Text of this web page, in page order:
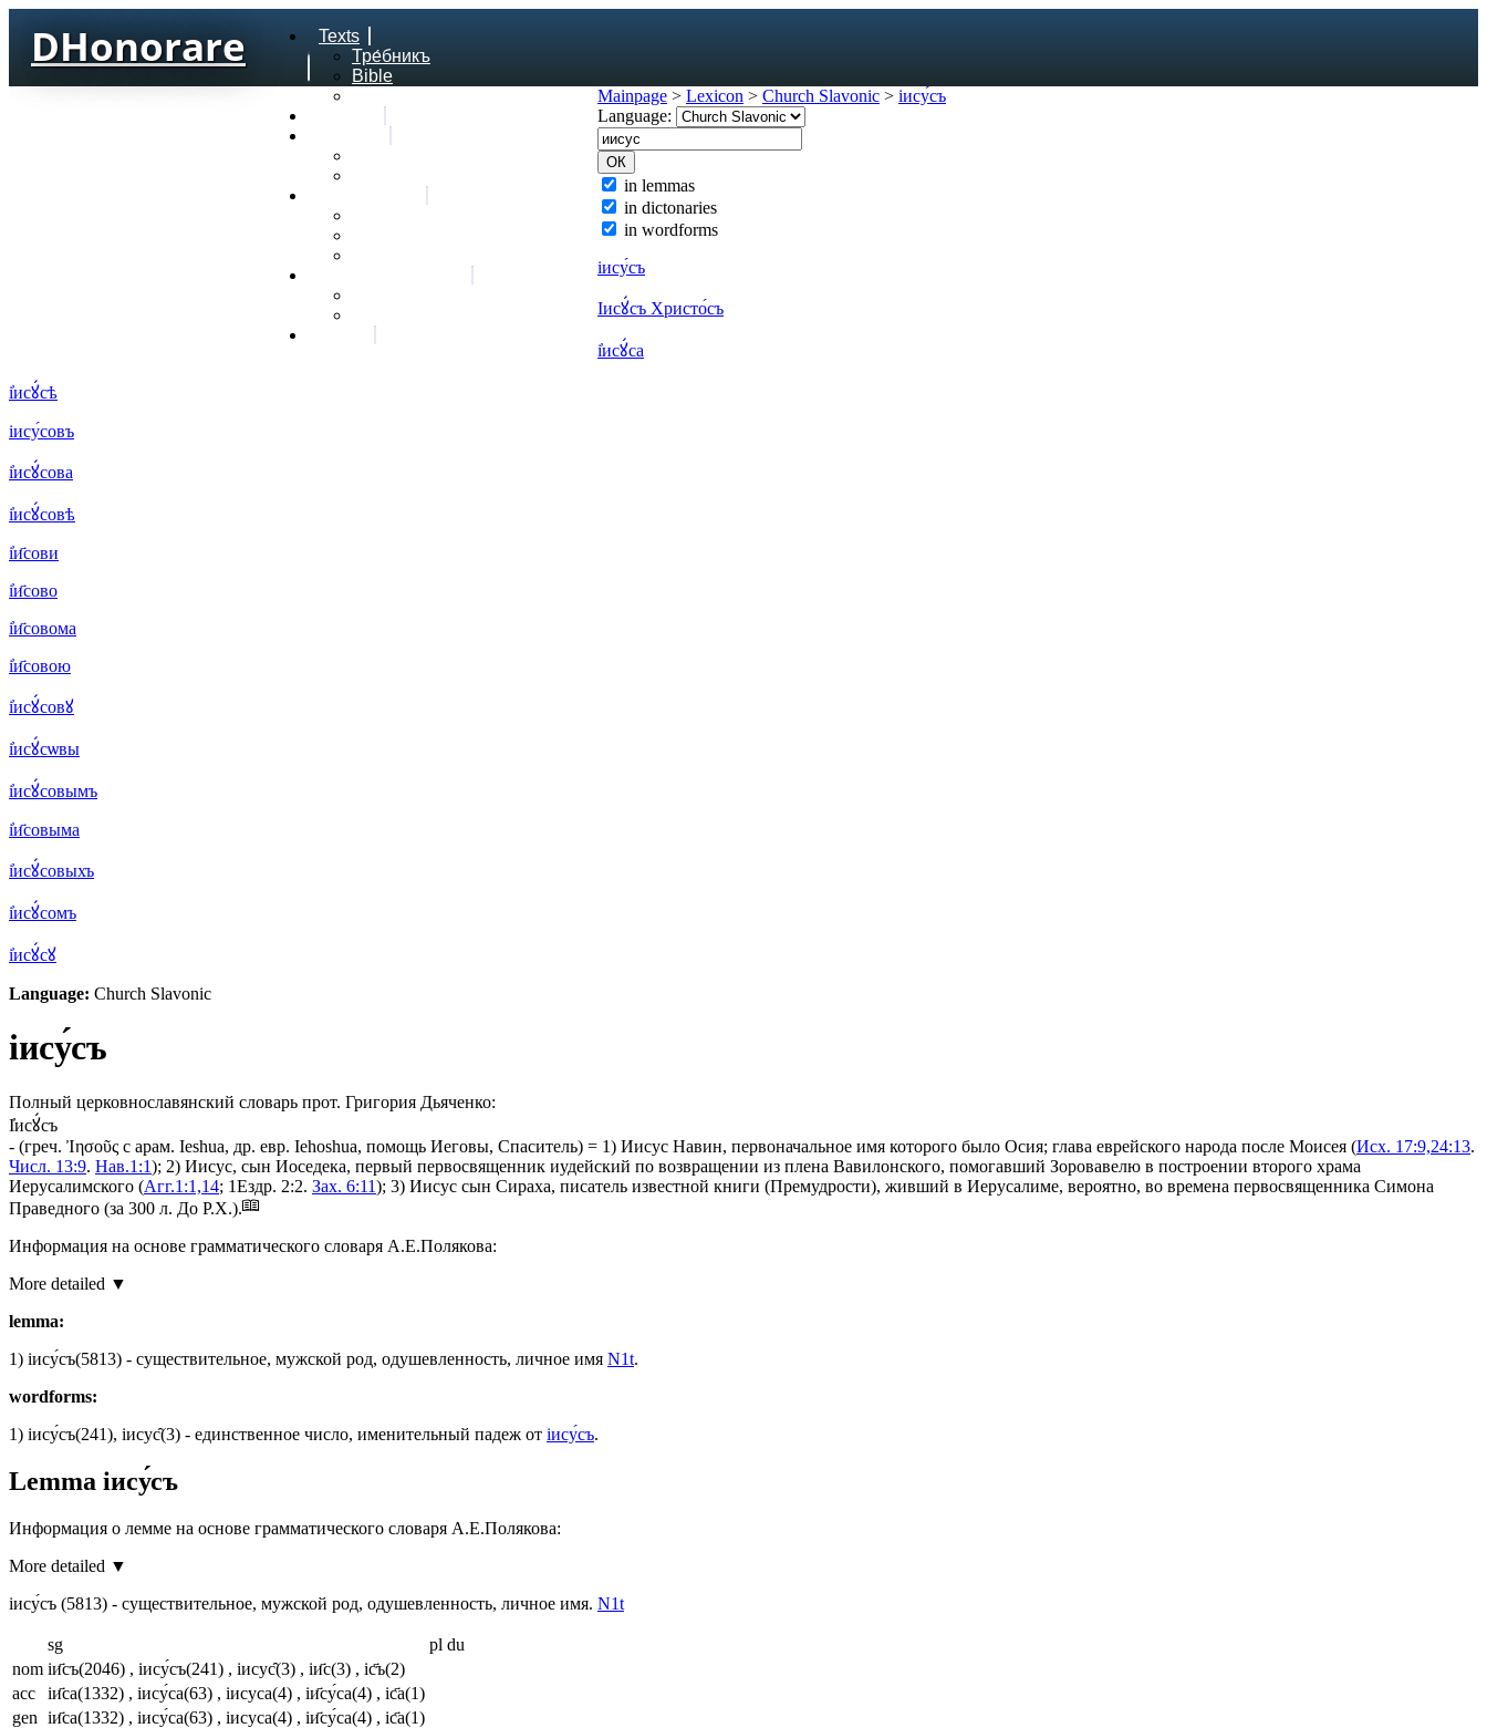
DHonorare
Texts
Тре́бникъ
Bible
Mainpage > Lexicon > Church Slavonic > іису́съ
Language:
in lemmas
in dictonaries
in wordforms
іису́съ
Іисꙋ́съ Христо́съ
і҆исꙋ́са
і҆исꙋ́сѣ
іису́совъ
і҆исꙋ́сова
і҆исꙋ́совѣ
і҆и҃сови
і҆и҃сово
і҆и҃совома
і҆и҃совою
і҆исꙋ́совꙋ
і҆исꙋ́сѡвы
і҆исꙋ́совымъ
і҆и҃совыма
і҆исꙋ́совыхъ
і҆исꙋ́сомъ
і҆исꙋ́сꙋ
Language: Church Slavonic
іису́съ
Полный церковнославянский словарь прот. Григория Дьяченко:
І҆исꙋ́съ
- (греч. Ἰησοῦς с арам. Ieshua, др. евр. Iehoshua, помощь Иеговы, Спаситель) = 1) Иисус Навин, первоначальное имя которого было Осия; глава еврейского народа после Моисея (Исх. 17:9,24:13.
Числ. 13:9. Нав.1:1); 2) Иисус, сын Иоседека, первый первосвященник иудейский по возвращении из плена Вавилонского, помогавший Зоровавелю в построении второго храма
Иерусалимского (Агг.1:1,14; 1Ездр. 2:2. Зах. 6:11); 3) Иисус сын Сираха, писатель известной книги (Премудрости), живший в Иерусалиме, вероятно, во времена первосвященника Симона
Праведного (за 300 л. До Р.Х.).
Информация на основе грамматического словаря А.Е.Полякова:
More detailed ▼
lemma:
1) іису́съ(5813) - существительное, мужской род, одушевленность, личное имя N1t.
wordforms:
1) іису́съ(241), іисус̑(3) - единственное число, именительный падеж от іису́съ.
Lemma іису́съ
Информация о лемме на основе грамматического словаря А.Е.Полякова:
More detailed ▼
іису́съ (5813) - существительное, мужской род, одушевленность, личное имя. N1t
sg pl du
nom іи҃съ(2046) , іису́съ(241) , іисус̑(3) , іи҃с(3) , іс҃ъ(2)
acc
іи҃са(1332) , іису́са(63) , іисуса(4) , іи҃су́са(4) , іс҃а(1)
gen іи҃са(1332) , іису́са(63) , іисуса(4) , іи҃су́са(4) , іс҃а(1)